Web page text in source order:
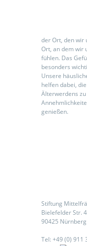
der Ort, den wir
Ort, an dem wir
fühlen. Das
besonders
Unsere
helfen dabei,
Älterwerdens
genießen.
Stiftung
Bielefelder Str.
90425 Nürnberg
Tel: +49 (0) 911